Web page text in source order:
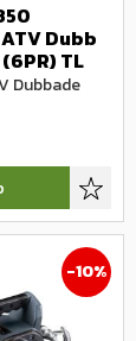
Dubb
TL
Dubbade
Lägg
10%